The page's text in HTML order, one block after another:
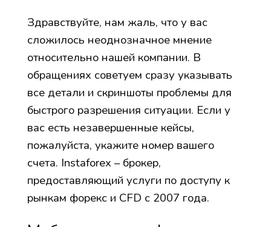
Здравствуйте, нам жаль, что у вас
сложилось неоднозначное мнение
относительно нашей компании. В
обращениях советуем сразу указывать
все детали и скриншоты проблемы для
быстрого разрешения ситуации. Если у
вас есть незавершенные кейсы,
пожалуйста, укажите номер вашего
счета. Instaforex – брокер,
предоставляющий услуги по доступу к
рынкам форекс и CFD с 2007 года.